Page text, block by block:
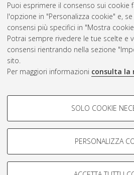
Puoi esprimere il consenso sui cookie
l'opzione in "Personalizza cookie" e,
consensi più specifici in "Mostra
Potrai sempre rivedere le tue scelte e
consensi rientrando nella sezione
sito.
Per maggiori informazioni consulta la
COOKIE DI PROFILAZIONE -
Si tratta di cookie utilizzati per
navigazione degli utenti, creare profili in
Mostra cookie di profilazione
SOLO COOKIE
PERSONALIZZA
Rss 1.0
Rss 2.0
ISSN: 2038-7946
Impostazioni Cookie
Informativa sulla privacy
Condizioni d’uso del sito